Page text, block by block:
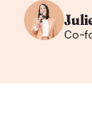
Co-